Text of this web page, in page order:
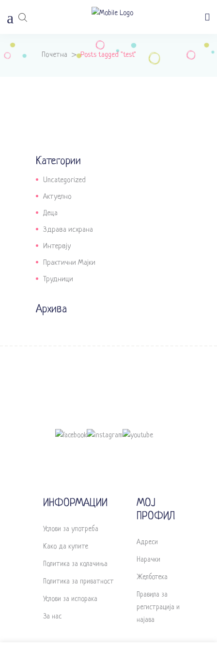
Почетна >Posts tagged "test"
Категории
Uncategorized
Актуелно
Деца
Здрава исхрана
Интервју
Практични Мајки
Трудници
Архива
ИНФОРМАЦИИ
Услови за употреба
Како да купите
Политика за колачиња
Политика за приватност
Услови за испорака
За нас
МОЈ
ПРОФИЛ
Адреси
Нарачки
Желботека
Правила за
регистрација и
најава